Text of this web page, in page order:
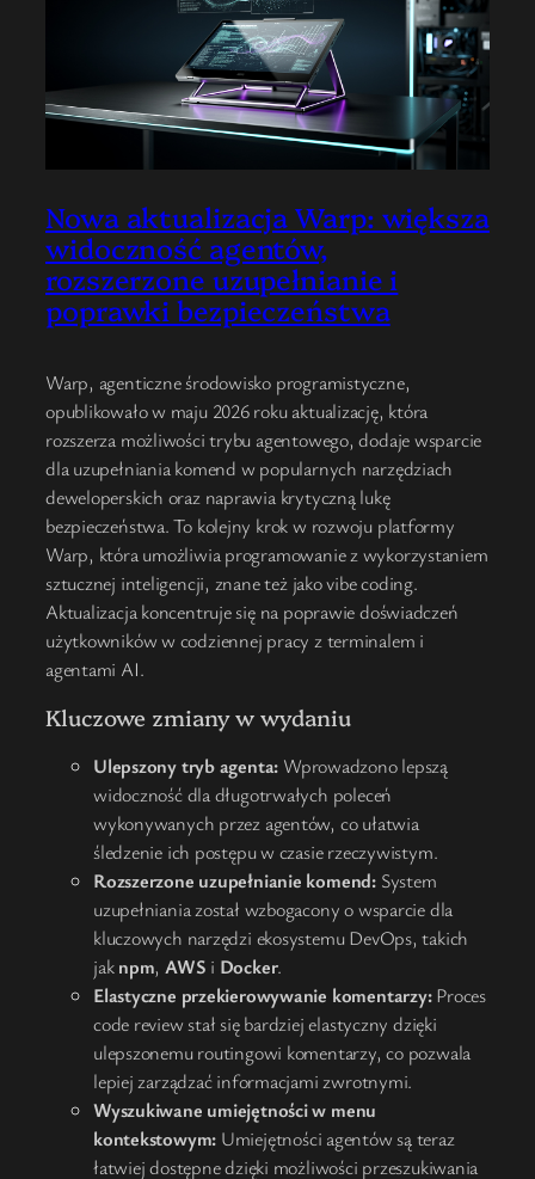
Nowa aktualizacja Warp: większa
widoczność agentów,
rozszerzone uzupełnianie i
poprawki bezpieczeństwa
Warp, agenticzne środowisko programistyczne,
opublikowało w maju 2026 roku aktualizację, która
rozszerza możliwości trybu agentowego, dodaje wsparcie
dla uzupełniania komend w popularnych narzędziach
deweloperskich oraz naprawia krytyczną lukę
bezpieczeństwa. To kolejny krok w rozwoju platformy
Warp, która umożliwia programowanie z wykorzystaniem
sztucznej inteligencji, znane też jako vibe coding.
Aktualizacja koncentruje się na poprawie doświadczeń
użytkowników w codziennej pracy z terminalem i
agentami AI.
Kluczowe zmiany w wydaniu
Ulepszony tryb agenta: Wprowadzono lepszą
widoczność dla długotrwałych poleceń
wykonywanych przez agentów, co ułatwia
śledzenie ich postępu w czasie rzeczywistym.
Rozszerzone uzupełnianie komend:System
uzupełniania został wzbogacony o wsparcie dla
kluczowych narzędzi ekosystemu DevOps, takich
jaknpm,AWS i Docker.
Elastyczne przekierowywanie komentarzy:Proces
code review stał się bardziej elastyczny dzięki
ulepszonemu routingowi komentarzy, co pozwala
lepiej zarządzać informacjami zwrotnymi.
Wyszukiwane umiejętności w menu
kontekstowym: Umiejętności agentów są teraz
łatwiej dostępne dzięki możliwości przeszukiwania